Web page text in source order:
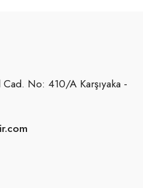
No: 410/A Karşıyaka -